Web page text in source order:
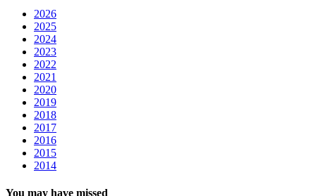
2026
2025
2024
2023
2022
2021
2020
2019
2018
2017
2016
2015
2014
You may have missed